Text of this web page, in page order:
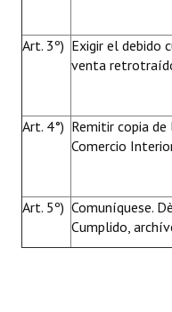
Art. 3º) Exigir el debido
venta
Art. 4°) Remitir copia
Comercio
Art. 5º) Comuníquese.
Cumplido,